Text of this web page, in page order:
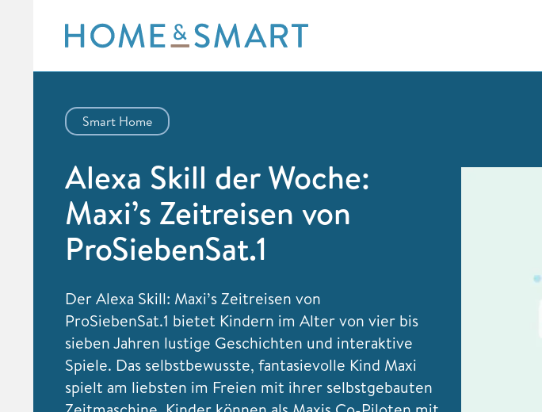
content
Smart Home
Alexa Skill der Woche:
Maxi’s Zeitreisen von
ProSiebenSat.1
Der Alexa Skill: Maxi’s Zeitreisen von
ProSiebenSat.1 bietet Kindern im Alter von vier bis
sieben Jahren lustige Geschichten und interaktive
Spiele. Das selbstbewusste, fantasievolle Kind Maxi
spielt am liebsten im Freien mit ihrer selbstgebauten